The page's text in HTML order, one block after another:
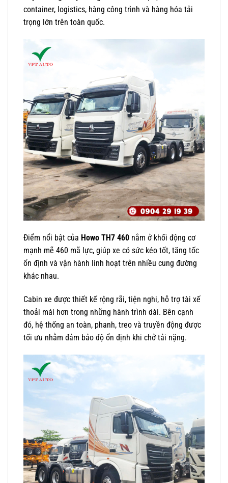
container, logistics, hàng công trình và hàng hóa tải
trọng lớn trên toàn quốc.
Điểm nổi bật của Howo TH7 460 nằm ở khối động cơ
mạnh mẽ 460 mã lực, giúp xe có sức kéo tốt, tăng tốc
ổn định và vận hành linh hoạt trên nhiều cung đường
khác nhau.
Cabin xe được thiết kế rộng rãi, tiện nghi, hỗ trợ tài xế
thoải mái hơn trong những hành trình dài. Bên cạnh
đó, hệ thống an toàn, phanh, treo và truyền động được
tối ưu nhằm đảm bảo độ ổn định khi chở tải nặng.